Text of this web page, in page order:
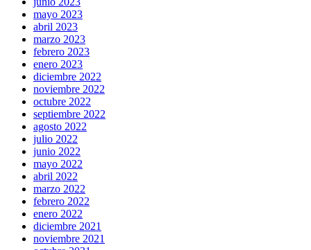
mayo 2023
abril 2023
marzo 2023
febrero 2023
enero 2023
diciembre 2022
noviembre 2022
octubre 2022
septiembre 2022
agosto 2022
julio 2022
junio 2022
mayo 2022
abril 2022
marzo 2022
febrero 2022
enero 2022
diciembre 2021
noviembre 2021